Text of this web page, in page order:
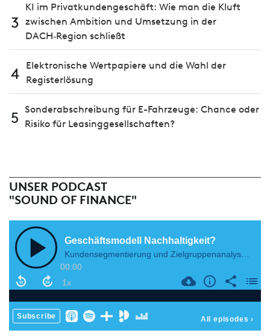
3
KI im Privatkundengeschäft: Wie man die Kluft
zwischen Ambition und Umsetzung in der
DACH‑Region schließt
4
Elektronische Wertpapiere und die Wahl der
Registerlösung
5 Sonderabschreibung für E-Fahrzeuge: Chance oder
Risiko für Leasinggesellschaften?
UNSER PODCAST
"SOUND OF FINANCE"